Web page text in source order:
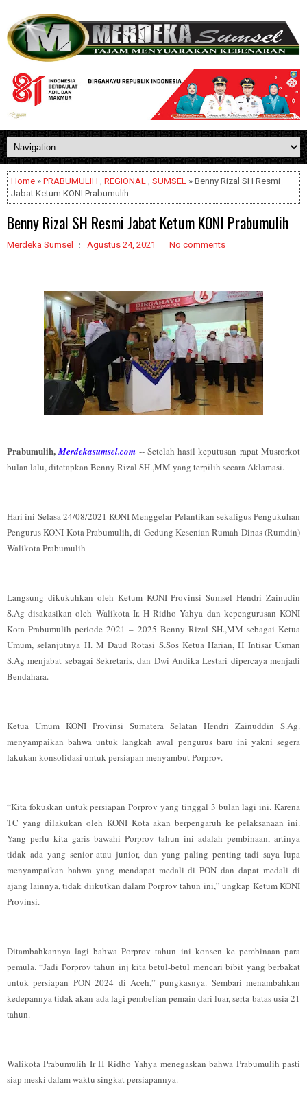
Home » PRABUMULIH , REGIONAL , SUMSEL » Benny Rizal SH Resmi
Jabat Ketum KONI Prabumulih
Benny Rizal SH Resmi Jabat Ketum KONI Prabumulih
Merdeka Sumsel Agustus 24, 2021 No comments
Prabumulih,Merdekasumsel.com -- Setelah hasil keputusan rapat Musrorkot
bulan lalu, ditetapkan Benny Rizal SH.,MM yang terpilih secara Aklamasi.
Hari ini Selasa 24/08/2021 KONI Menggelar Pelantikan sekaligus Pengukuhan
Pengurus KONI Kota Prabumulih, di Gedung Kesenian Rumah Dinas (Rumdin)
Walikota Prabumulih
Langsung dikukuhkan oleh Ketum KONI Provinsi Sumsel Hendri Zainudin
S.Ag disakasikan oleh Walikota Ir. H Ridho Yahya dan kepengurusan KONI
Kota Prabumulih periode 2021 – 2025 Benny Rizal SH.,MM sebagai Ketua
Umum, selanjutnya H. M Daud Rotasi S.Sos Ketua Harian, H Intisar Usman
S.Ag menjabat sebagai Sekretaris, dan Dwi Andika Lestari dipercaya menjadi
Bendahara.
Ketua Umum KONI Provinsi Sumatera Selatan Hendri Zainuddin S.Ag.
menyampaikan bahwa untuk langkah awal pengurus baru ini yakni segera
lakukan konsolidasi untuk persiapan menyambut Porprov.
“Kita fokuskan untuk persiapan Porprov yang tinggal 3 bulan lagi ini. Karena
TC yang dilakukan oleh KONI Kota akan berpengaruh ke pelaksanaan ini.
Yang perlu kita garis bawahi Porprov tahun ini adalah pembinaan, artinya
tidak ada yang senior atau junior, dan yang paling penting tadi saya lupa
menyampaikan bahwa yang mendapat medali di PON dan dapat medali di
ajang lainnya, tidak diikutkan dalam Porprov tahun ini,” ungkap Ketum KONI
Provinsi.
Ditambahkannya lagi bahwa Porprov tahun ini konsen ke pembinaan para
pemula. “Jadi Porprov tahun inj kita betul-betul mencari bibit yang berbakat
untuk persiapan PON 2024 di Aceh,” pungkasnya. Sembari menambahkan
kedepannya tidak akan ada lagi pembelian pemain dari luar, serta batas usia 21
tahun.
Walikota Prabumulih Ir H Ridho Yahya menegaskan bahwa Prabumulih pasti
siap meski dalam waktu singkat persiapannya.